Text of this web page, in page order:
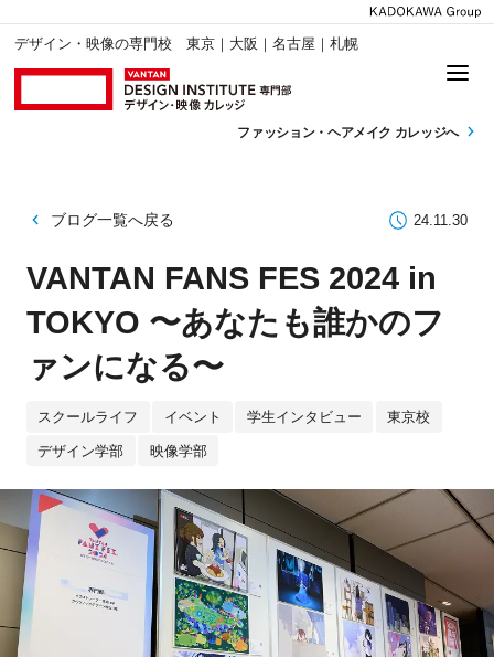
デザイン・映像の専門校 東京｜大阪｜名古屋｜札幌
ファッション・ ヘアメイク カレッジへ
ブログ一覧へ戻る 24.11.30
VANTAN FANS FES 2024 in
TOKYO 〜あなたも誰かのフ
ァンになる〜
スクールライフ イベント 学生インタビュー 東京校
デザイン学部 映像学部